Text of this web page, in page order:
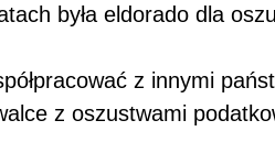
była eldorado dla
z innymi
z oszustwami podat